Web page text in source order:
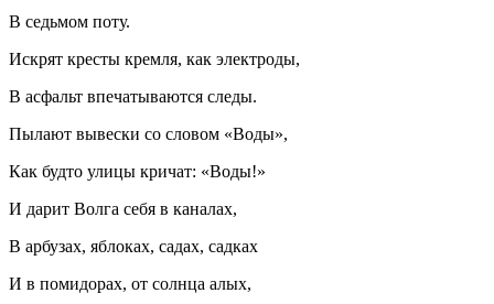
В седьмом поту.
Искрят кресты кремля, как электроды,
В асфальт впечатываются следы.
Пылают вывески со словом «Воды»,
Как будто улицы кричат: «Воды!»
И дарит Волга себя в каналах,
В арбузах, яблоках, садах, садках
И в помидорах, от солнца алых,